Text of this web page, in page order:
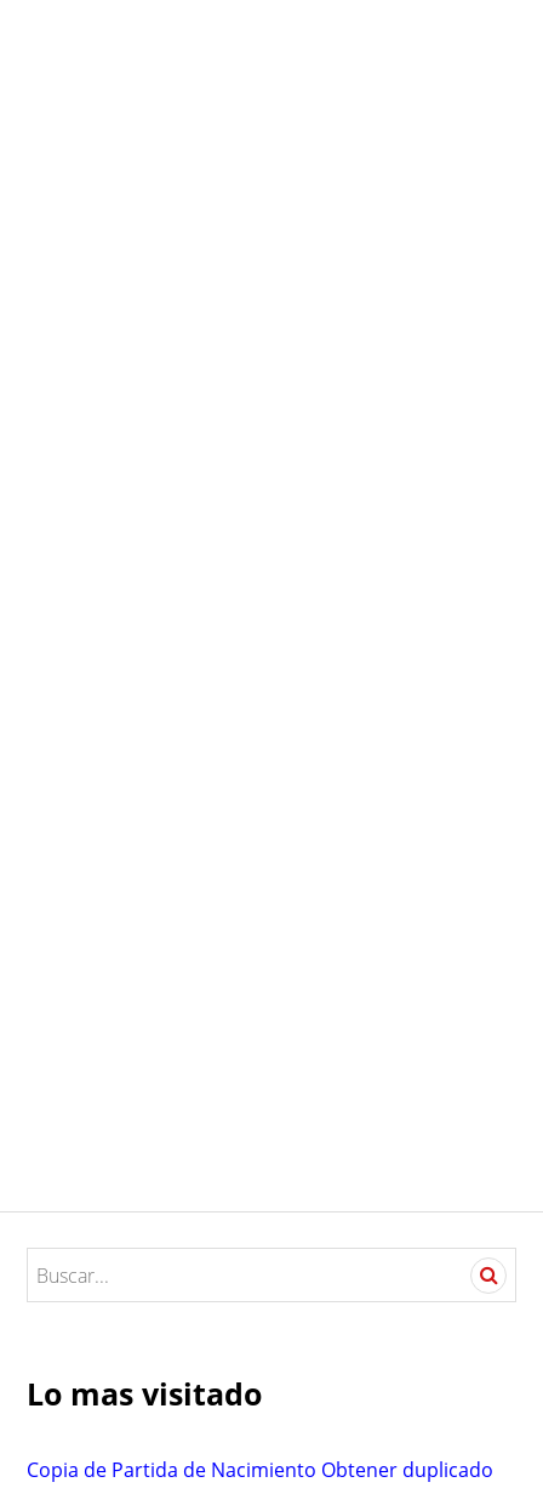
S
e
c
h
o
Lo mas visitado
Copia de Partida de Nacimiento Obtener duplicado